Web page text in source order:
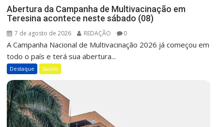
Abertura da Campanha de Multivacinação em
Teresina acontece neste sábado (08)
7 de agosto de 2026 REDAÇÃO 0
A Campanha Nacional de Multivacinação 2026 já começou em
todo o país e terá sua abertura...
Destaque Saúde